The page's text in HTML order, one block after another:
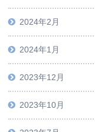
2024年2月
2024年1月
2023年12月
2023年10月